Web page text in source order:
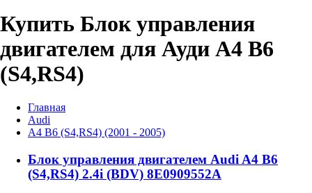
Купить Блок управления
двигателем для Ауди A4 B6
(S4,RS4)
Главная
Audi
A4 B6 (S4,RS4) (2001 - 2005)
Блок управления двигателем Audi A4 B6
(S4,RS4) 2.4i (BDV) 8E0909552A